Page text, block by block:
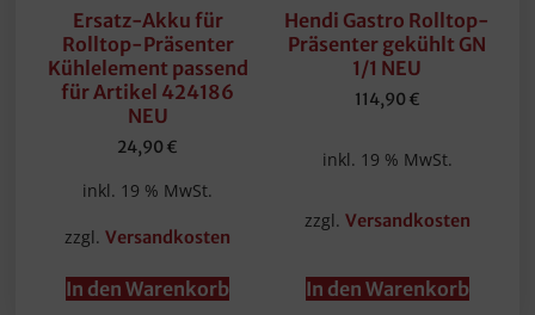
Ersatz-Akku für
Rolltop-Präsenter
Kühlelement passend
für Artikel 424186
NEU
24,90 €
inkl. 19 % MwSt.
zzgl.Versandkosten
In den Warenkorb
Hendi Gastro Rolltop-
Präsenter gekühlt GN
1/1 NEU
114,90 €
inkl. 19 % MwSt.
zzgl. Versandkosten
In den Warenkorb